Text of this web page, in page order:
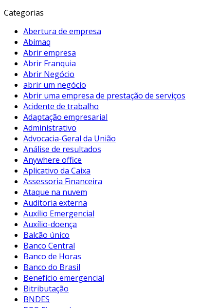
Categorias
Abertura de empresa
Abimaq
Abrir empresa
Abrir Franquia
Abrir Negócio
abrir um negócio
Abrir uma empresa de prestação de serviços
Acidente de trabalho
Adaptação empresarial
Administrativo
Advocacia-Geral da União
Análise de resultados
Anywhere office
Aplicativo da Caixa
Assessoria Financeira
Ataque na nuvem
Auditoria externa
Auxílio Emergencial
Auxílio-doença
Balcão único
Banco Central
Banco de Horas
Banco do Brasil
Benefício emergencial
Bitributação
BNDES